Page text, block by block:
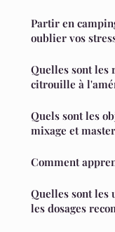
Partir en
oublier vos
Quelles sont les
citrouille à
Quels sont les
mixage et
Comment
Quelles sont les
les dosages